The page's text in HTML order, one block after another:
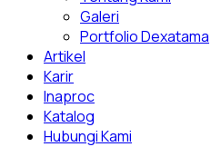
Galeri
Portfolio Dexatama
Artikel
Karir
Inaproc
Katalog
Hubungi Kami